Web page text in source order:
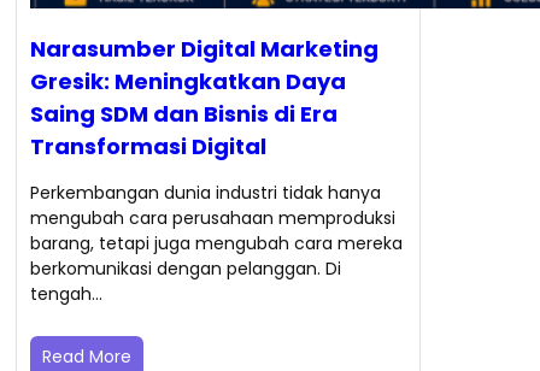
Narasumber Digital Marketing
Gresik: Meningkatkan Daya
Saing SDM dan Bisnis di Era
Transformasi Digital
Perkembangan dunia industri tidak hanya
mengubah cara perusahaan memproduksi
barang, tetapi juga mengubah cara mereka
berkomunikasi dengan pelanggan. Di
tengah…
Read More